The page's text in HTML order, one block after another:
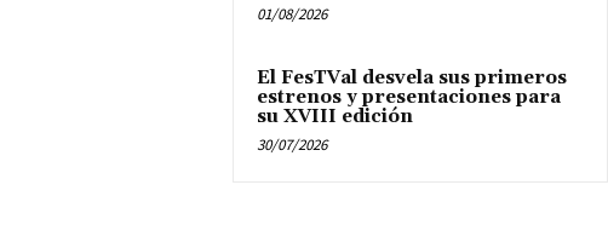
01/08/2026
El FesTVal desvela sus primeros
estrenos y presentaciones para
su XVIII edición
30/07/2026